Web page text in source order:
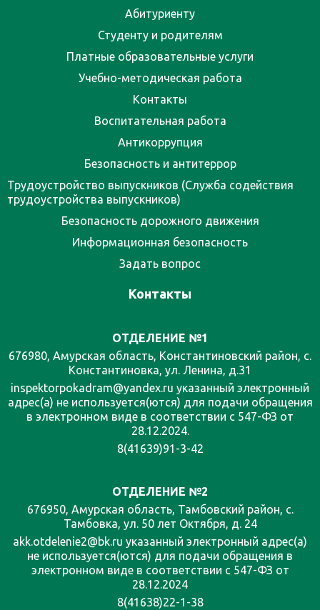
Абитуриенту
Студенту и родителям
Платные образовательные услуги
Учебно-методическая работа
Контакты
Воспитательная работа
Антикоррупция
Безопасность и антитеррор
Трудоустройство выпускников (Служба содействия
трудоустройства выпускников)
Безопасность дорожного движения
Информационная безопасность
Задать вопрос
Контакты
ОТДЕЛЕНИЕ №1
676980, Амурская область, Константиновский район, с.
Константиновка, ул. Ленина, д.31
inspektorpokadram@yandex.ru указанный электронный
адрес(а) не используется(ются) для подачи обращения
в электронном виде в соответствии с 547-ФЗ от
28.12.2024.
8(41639)91-3-42
ОТДЕЛЕНИЕ №2
676950, Амурская область, Тамбовский район, с.
Тамбовка, ул. 50 лет Октября, д. 24
akk.otdelenie2@bk.ru указанный электронный адрес(а)
не используется(ются) для подачи обращения в
электронном виде в соответствии с 547-ФЗ от
28.12.2024
8(41638)22-1-38